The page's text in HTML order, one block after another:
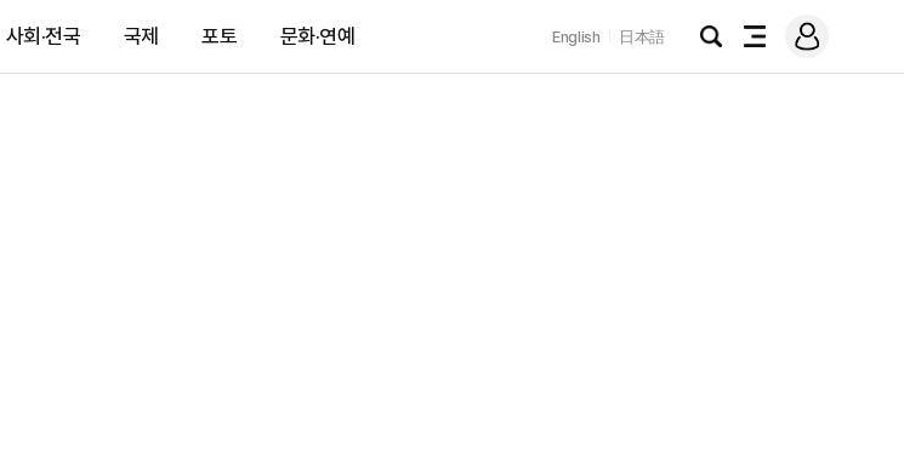
사회·전국 국제 포토 문화·연예 English 日本語
검
전
메
그